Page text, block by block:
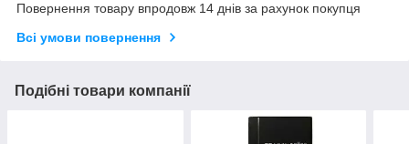
Повернення товару впродовж 14 днів за рахунок покупця
Всі умови повернення
Подібні товари компанії